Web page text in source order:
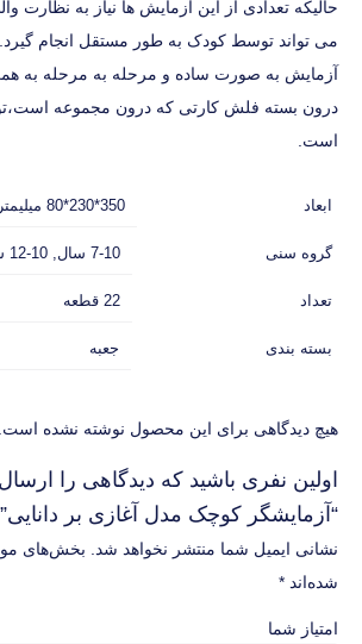
حالیکه تعدادی از این آزمایش ها نیاز به نظارت
می تواند توسط کودک به طور مستقل انجام
آزمایش به صورت ساده و مرحله به مرحله به
درون بسته فلش کارتی که درون مجموعه
است.
ابعاد 350*230*80 میلیمتر
گروه سنی 7-10 سال, 10-12 سال
تعداد 22 قطعه
بسته بندی جعبه
هیچ دیدگاهی برای این محصول نوشته نشده است.
اولین نفری باشید که دیدگاهی را
“آزمایشگر کوچک مدل آغازی بر دانایی”
نشانی ایمیل شما منتشر نخواهد شد.
بخش‌های
شده‌اند *
امتیاز شما